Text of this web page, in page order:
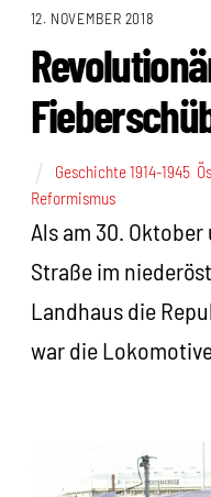
12. NOVEMBER 2018
Geschichte 1914-1945,
Reformismus
Als am 30.
Straße im
Landhaus die
war die